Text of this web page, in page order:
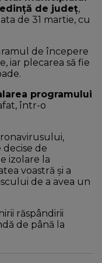
de judeţ,
de 31 martie, cu
de începere
iar plecarea să fie
programului
într-o
de
izolare la
voastră şi a
de a avea un
răspândirii
de până la